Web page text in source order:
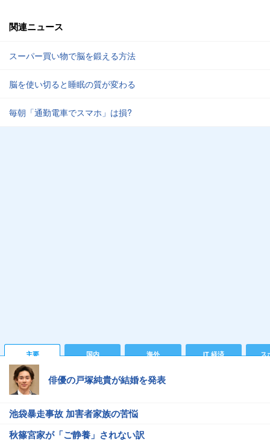
関連ニュース
スーパー買い物で脳を鍛える方法
脳を使い切ると睡眠の質が変わる
毎朝「通勤電車でスマホ」は損?
主要 国内 海外 IT 経済 ス
俳優の戸塚純貴が結婚を発表
池袋暴走事故 加害者家族の苦悩
秋篠宮家が「ご静養」されない訳